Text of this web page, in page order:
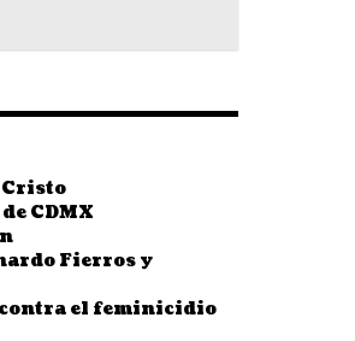
CDMX
Fierros y
contra el feminicidio